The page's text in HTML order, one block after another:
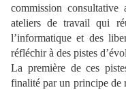
commission
ateliers de travail qui
l’informatique et des
réfléchir à des pistes
La première de ces
finalité par un principe de